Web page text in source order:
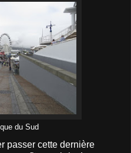
du Sud
passer cette dernière